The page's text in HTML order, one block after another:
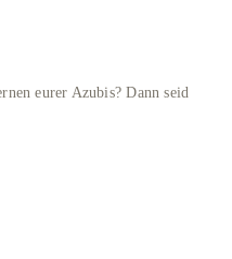
eurer Azubis? Dann seid